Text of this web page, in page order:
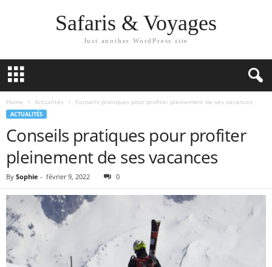
Safaris & Voyages
Just another WordPress site
Home Actualités Conseils pratiques pour profiter pleinement de ses vacances
ACTUALITÉS
Conseils pratiques pour profiter
pleinement de ses vacances
By Sophie - février 9, 2022 0